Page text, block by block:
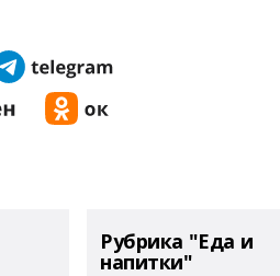
Рубрика "Еда и
напитки"